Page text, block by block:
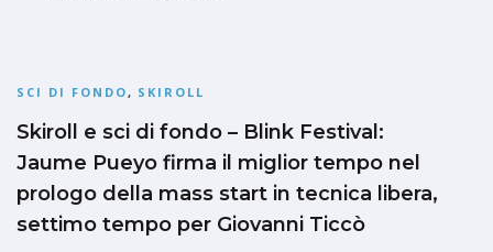
SCI DI FONDO, SKIROLL
Skiroll e sci di fondo – Blink Festival:
Jaume Pueyo firma il miglior tempo nel
prologo della mass start in tecnica libera,
settimo tempo per Giovanni Ticcò